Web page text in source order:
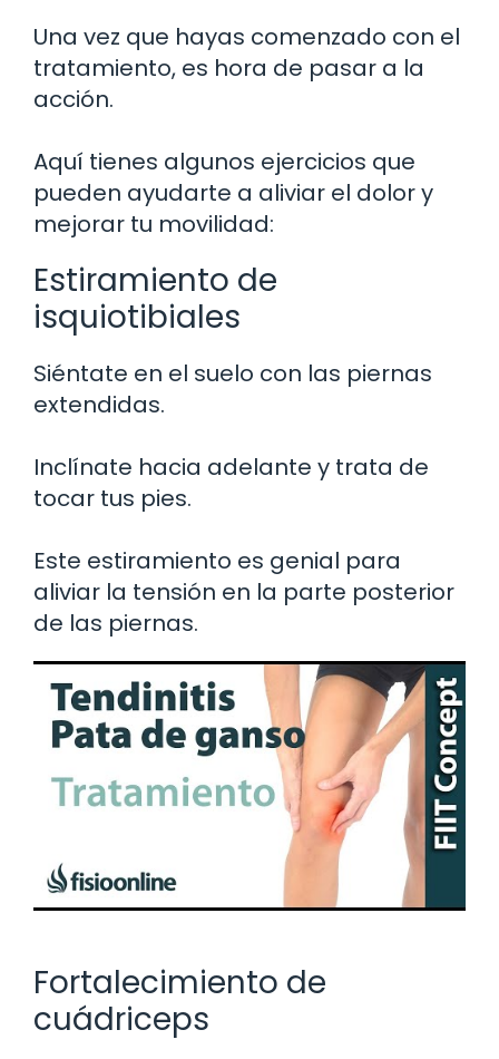
Una vez que hayas comenzado con el
tratamiento, es hora de pasar a la
acción.
Aquí tienes algunos ejercicios que
pueden ayudarte a aliviar el dolor y
mejorar tu movilidad:
Estiramiento de
isquiotibiales
Siéntate en el suelo con las piernas
extendidas.
Inclínate hacia adelante y trata de
tocar tus pies.
Este estiramiento es genial para
aliviar la tensión en la parte posterior
de las piernas.
Fortalecimiento de
cuádriceps